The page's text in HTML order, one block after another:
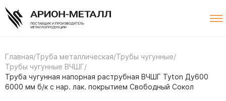
Главная/Труба металлическая/Трубы чугунные/
Трубы чугунные ВЧШГ/
Труба чугунная напорная раструбная ВЧШГ Tyton Ду600
6000 мм б/к с нар. лак. покрытием Свободный Сокол